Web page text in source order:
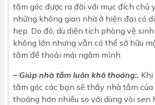
tắm góc được ra đời với mục đích chủ
những không gian nhà ở hiện đại có
hẹp. Do đó, dù diện tích phòng vệ
không lớn nhưng vẫn có thể sở hữu
tắm để thoải mái ngâm mình
– Giúp nhà tắm luôn khô thoáng:. Khi
tắm góc các bạn sẽ thấy nhà tắm
thoáng hơn nhiều so với dùng vòi sen